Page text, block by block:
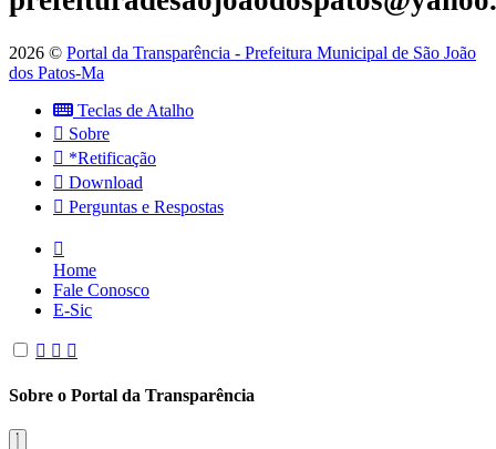
2026 © Portal da Transparência - Prefeitura Municipal de São João
dos Patos-Ma
Teclas de Atalho
Sobre
*Retificação
Download
Perguntas e Respostas
Home
Fale Conosco
E-Sic
Sobre o Portal da Transparência